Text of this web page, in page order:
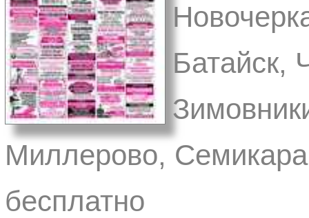
Батайск,
Миллерово,
бесплатно